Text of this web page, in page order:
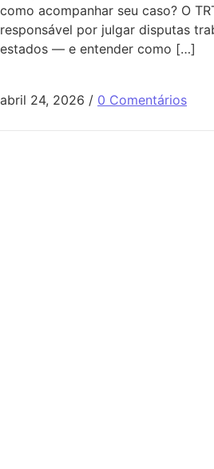
como acompanhar seu caso? O
responsável por julgar disputas
estados — e entender como […]
abril 24, 2026 / 0 Comentários